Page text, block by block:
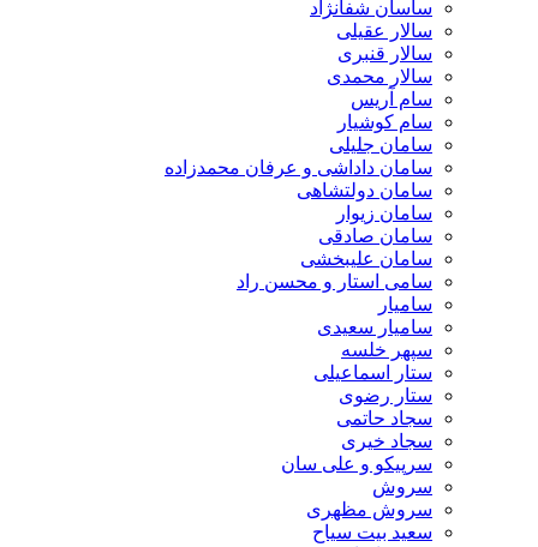
ساسان شفانژاد
سالار عقیلی
سالار قنبری
سالار محمدی
سام آریس
سام کوشیار
سامان جلیلی
سامان داداشی و عرفان محمدزاده
سامان دولتشاهی
سامان زیوار
سامان صادقی
سامان علیبخشی
سامی استار و محسن راد
سامیار
سامیار سعیدی
سپهر خلسه
ستار اسماعیلی
ستار رضوی
سجاد حاتمی
سجاد خیری
سرپیکو و علی سان
سروش
سروش مظهری
سعید بیت سیاح